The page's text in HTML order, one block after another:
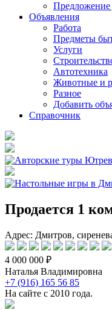
Предложение
Объявления
Работа
Предметы
Услуги
Автотехника
Животные и
Разное
Добавить
Справочник
Продается 1
Адрес: Дмитров,
4 000 000 ₽
Наталья Владимировна
+7 (916) 165 56 85
На сайте с 2010 года.